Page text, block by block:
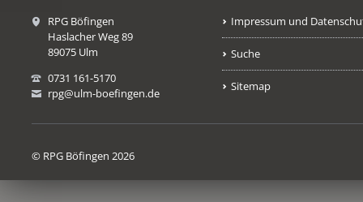
RPG Böfingen
Haslacher Weg 89
89075 Ulm
0731 161-5170
rpg@ulm-boefingen.de
Impressum und
Suche
Sitemap
© RPG Böfingen 2026